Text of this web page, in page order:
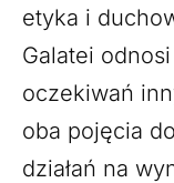
etyka i
Galatei
oczekiwań
oba pojęcia
działań na